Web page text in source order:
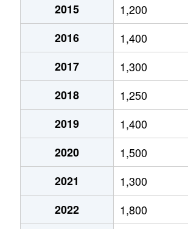
月寒西３条
1,800万円
月寒西３条
1,500万円
月寒西３条
1,700万円
月寒西３条
1,800万円
月寒西４条
1,700万円
月寒西４条
880万円
月寒西４条
700万円
月寒西５条
810万円
2015
1,200
2016
1,400
2017
1,300
2018
1,250
2019
1,400
2020
1,500
2021
1,300
2022
1,800